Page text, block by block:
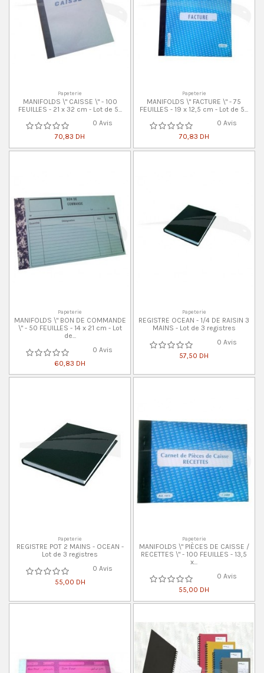
Papeterie
MANIFOLDS \" CAISSE \" - 100
FEUILLES - 21 x 32 cm - Lot de 5...
0 Avis
70,83 DH
Papeterie
MANIFOLDS \" FACTURE \" - 75
FEUILLES - 19 x 12,5 cm - Lot de 5...
0 Avis
70,83 DH
Papeterie
MANIFOLDS \" BON DE COMMANDE
\" - 50 FEUILLES - 14 x 21 cm - Lot
de...
0 Avis
60,83 DH
Papeterie
REGISTRE OCEAN - 1/4 DE RAISIN 3
MAINS - Lot de 3 registres
0 Avis
57,50 DH
Papeterie
REGISTRE POT 2 MAINS - OCEAN -
Lot de 3 registres
0 Avis
55,00 DH
Papeterie
MANIFOLDS \" PIÈCES DE CAISSE /
RECETTES \" - 100 FEUILLES - 13,5
x...
0 Avis
55,00 DH